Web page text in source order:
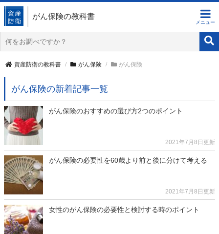
がん保険の教科書
資産防衛の教科書 がん保険 がん保険
がん保険の新着記事一覧
がん保険のおすすめの選び方2つのポイント
2021年7月8日更新
がん保険の必要性を60歳より前と後に分けて考える
2021年7月8日更新
女性のがん保険の必要性と検討する時のポイント